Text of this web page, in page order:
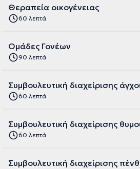
Θεραπεία οικογένειας
60 λεπτά
Ομάδες Γονέων
90 λεπτά
Συμβουλευτική διαχείρισης
60 λεπτά
Συμβουλευτική διαχείρισης
60 λεπτά
Συμβουλευτική διαχείρισης